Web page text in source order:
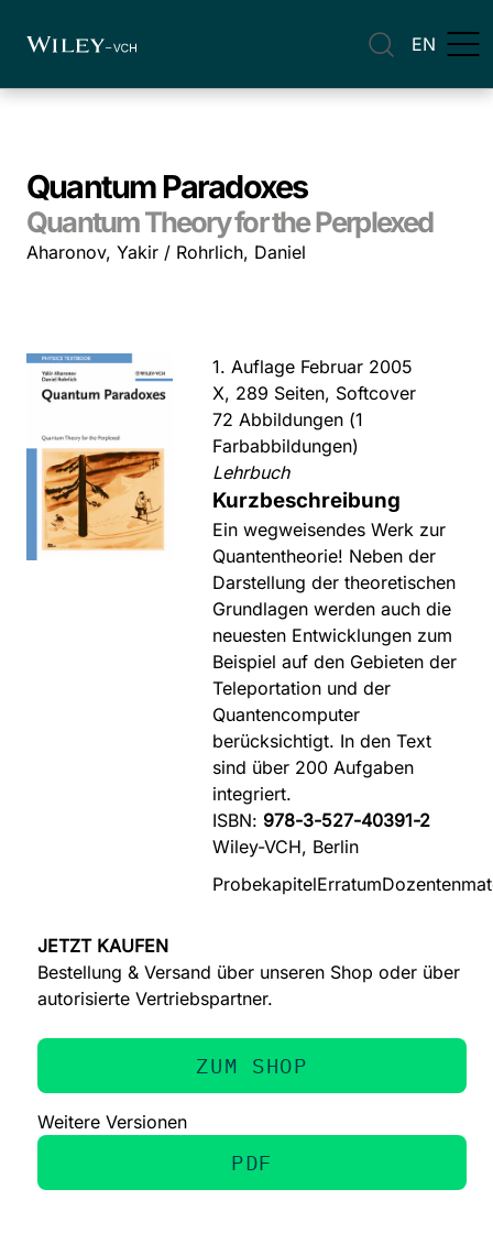
EN
Quantum Paradoxes
Quantum Theory for the Perplexed
Aharonov, Yakir / Rohrlich, Daniel
1. Auflage Februar 2005
X, 289 Seiten, Softcover
72 Abbildungen (1
Farbabbildungen)
Lehrbuch
Kurzbeschreibung
Ein wegweisendes Werk zur
Quantentheorie! Neben der
Darstellung der theoretischen
Grundlagen werden auch die
neuesten Entwicklungen zum
Beispiel auf den Gebieten der
Teleportation und der
Quantencomputer
berücksichtigt. In den Text
sind über 200 Aufgaben
integriert.
ISBN: 978-3-527-40391-2
Wiley-VCH, Berlin
ProbekapitelErratum
JETZT KAUFEN
Bestellung & Versand über unseren Shop oder über
autorisierte Vertriebspartner.
ZUM SHOP
Weitere Versionen
PDF